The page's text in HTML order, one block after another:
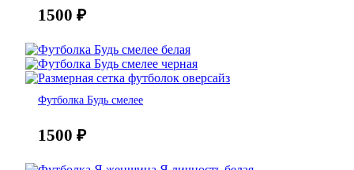
1500 ₽
Футболка Будь смелее
1500 ₽